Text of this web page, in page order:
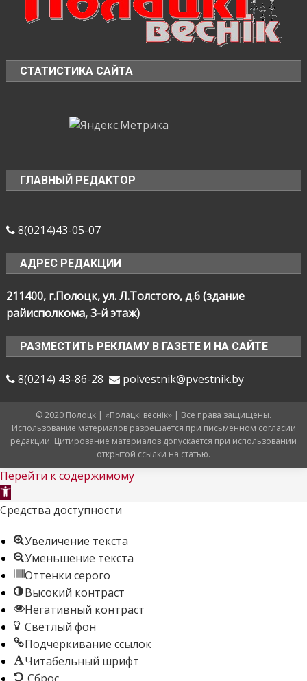
СТАТИСТИКА САЙТА
ГЛАВНЫЙ РЕДАКТОР
8(0214)43-05-07
АДРЕС РЕДАКЦИИ
211400, г.Полоцк, ул. Л.Толстого, д.6 (здание
райисполкома, 3-й этаж)
РАЗМЕСТИТЬ РЕКЛАМУ В ГАЗЕТЕ И НА САЙТЕ
8(0214) 43-86-28 polvestnik@pvestnik.by
© 2020 Полоцк | «Полацкі веснік» | Все права защищены.
Использование материалов разрешается при письменном согласии
редакции. Цитирование материалов допускается при использовании
открытой ссылки на статью.
Перейти к содержимому
Открыть
панель
Средства доступности
Увеличение текста
Уменьшение текста
Оттенки серого
Высокий контраст
Негативный контраст
Светлый фон
Подчёркивание ссылок
Читабельный шрифт